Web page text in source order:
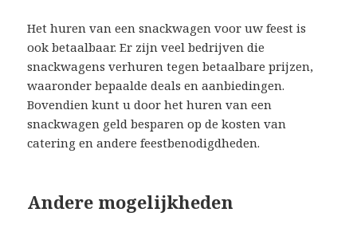
Het huren van een snackwagen voor uw feest is
ook betaalbaar. Er zijn veel bedrijven die
snackwagens verhuren tegen betaalbare prijzen,
waaronder bepaalde deals en aanbiedingen.
Bovendien kunt u door het huren van een
snackwagen geld besparen op de kosten van
catering en andere feestbenodigdheden.
Andere mogelijkheden